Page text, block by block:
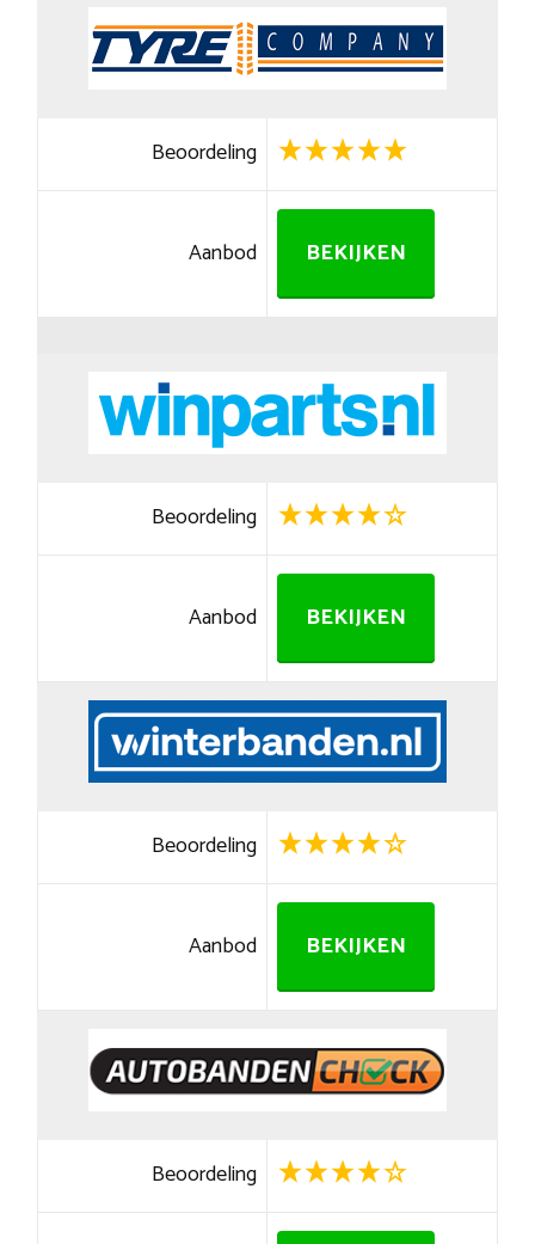
Beoordeling
Aanbod BEKIJKEN
Beoordeling
Aanbod BEKIJKEN
Beoordeling
Aanbod BEKIJKEN
Beoordeling